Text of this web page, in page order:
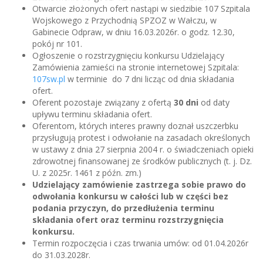
Otwarcie złożonych ofert nastąpi w siedzibie 107 Szpitala
Wojskowego z Przychodnią SPZOZ w Wałczu, w
Gabinecie Odpraw, w dniu 16.03.2026r. o godz. 12.30,
pokój nr 101.
Ogłoszenie o rozstrzygnięciu konkursu Udzielający
Zamówienia zamieści na stronie internetowej Szpitala:
107sw.pl w terminie do 7 dni licząc od dnia składania
ofert.
Oferent pozostaje związany z ofertą 30 dni od daty
upływu terminu składania ofert.
Oferentom, których interes prawny doznał uszczerbku
przysługują protest i odwołanie na zasadach określonych
w ustawy z dnia 27 sierpnia 2004 r. o świadczeniach opieki
zdrowotnej finansowanej ze środków publicznych (t. j. Dz.
U. z 2025r. 1461 z późn. zm.)
Udzielający zamówienie zastrzega sobie prawo do
odwołania konkursu w całości lub w części bez
podania przyczyn, do przedłużenia terminu
składania ofert oraz terminu rozstrzygnięcia
konkursu.
Termin rozpoczęcia i czas trwania umów: od 01.04.2026r
do 31.03.2028r.